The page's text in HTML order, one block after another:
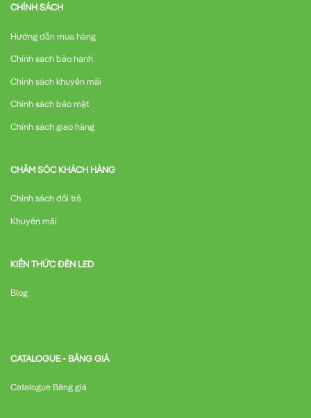
CHÍNH SÁCH
Hướng dẫn mua hàng
Chính sách bảo hành
Chính sách khuyến mãi
Chính sách bảo mật
Chính sách giao hàng
CHĂM SÓC KHÁCH HÀNG
Chính sách đổi trả
Khuyến mãi
KIẾN THỨC ĐÈN LED
Blog
CATALOGUE - BẢNG GIÁ
Catalogue Bảng giá